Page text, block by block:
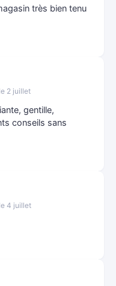
très bien tenu
2 juillet
gentille,
conseils sans
4 juillet